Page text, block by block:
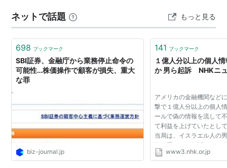
値段がとんでもなく上がるの…
ネットで話題 もっと見る
698 ブックマーク
SBI証券、金融庁から業務停止命令の
可能性…株価操作で顧客が損失、重大
な罪
biz-journal.jp
141 ブックマーク
１億人分以上の個人
か 男ら起訴 NHKニ
アメリカの金融機関など
撃で１億人分以上の個人
ールで偽の情報を流して
て利益を上げていたとし
当局は、イスラエル人の
欺の罪などで起訴したと
状によりますと、３人は
www3.nhk.or.jp